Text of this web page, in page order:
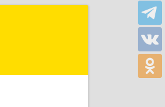
Сердобск г,